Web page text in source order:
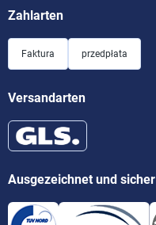
Zahlarten
Faktura przedpłata
Versandarten
Ausgezeichnet und sicher